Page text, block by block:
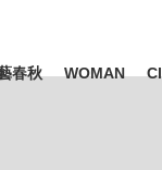
春秋 WOMAN